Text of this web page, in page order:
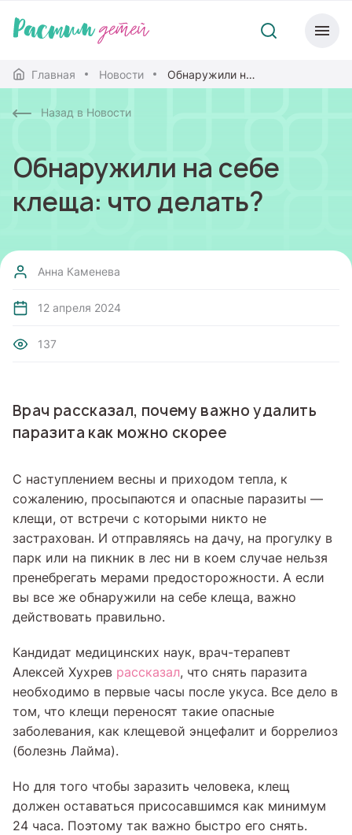
Главная Новости Обнаружили на себе клеща: что делать?
Назад в Новости
Обнаружили на себе
клеща: что делать?
Анна Каменева
12 апреля 2024
137
Врач рассказал, почему важно удалить
паразита как можно скорее
С наступлением весны и приходом тепла, к
сожалению, просыпаются и опасные паразиты —
клещи, от встречи с которыми никто не
застрахован. И отправляясь на дачу, на прогулку в
парк или на пикник в лес ни в коем случае нельзя
пренебрегать мерами предосторожности. А если
вы все же обнаружили на себе клеща, важно
действовать правильно.
Кандидат медицинских наук, врач-терапевт
Алексей Хухрев рассказал, что снять паразита
необходимо в первые часы после укуса. Все дело в
том, что клещи переносят такие опасные
заболевания, как клещевой энцефалит и боррелиоз
(болезнь Лайма).
Но для того чтобы заразить человека, клещ
должен оставаться присосавшимся как минимум
24 часа. Поэтому так важно быстро его снять.